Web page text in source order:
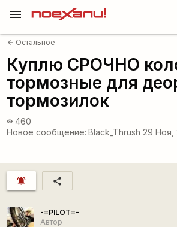
menu
arrow_back Остальное
Куплю СРОЧНО
тормозные для
тормозилок
visibility 460
Новое сообщение: Black_Thrush 29 Ноя,
notifications_active share
-=PILOT=-
Автор